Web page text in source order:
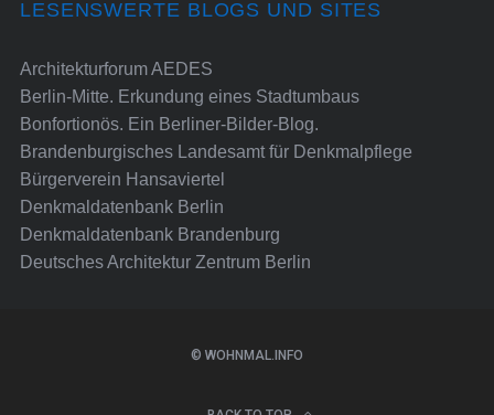
LESENSWERTE BLOGS UND SITES
Architekturforum AEDES
Berlin-Mitte. Erkundung eines Stadtumbaus
Bonfortionös. Ein Berliner-Bilder-Blog.
Brandenburgisches Landesamt für Denkmalpflege
Bürgerverein Hansaviertel
Denkmaldatenbank Berlin
Denkmaldatenbank Brandenburg
Deutsches Architektur Zentrum Berlin
© WOHNMAL.INFO